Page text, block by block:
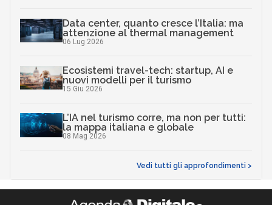
Data center, quanto cresce l’Italia: ma
attenzione al thermal management
06 Lug 2026
Ecosistemi travel-tech: startup, AI e
nuovi modelli per il turismo
15 Giu 2026
L’IA nel turismo corre, ma non per tutti:
la mappa italiana e globale
08 Mag 2026
Vedi tutti gli approfondimenti >